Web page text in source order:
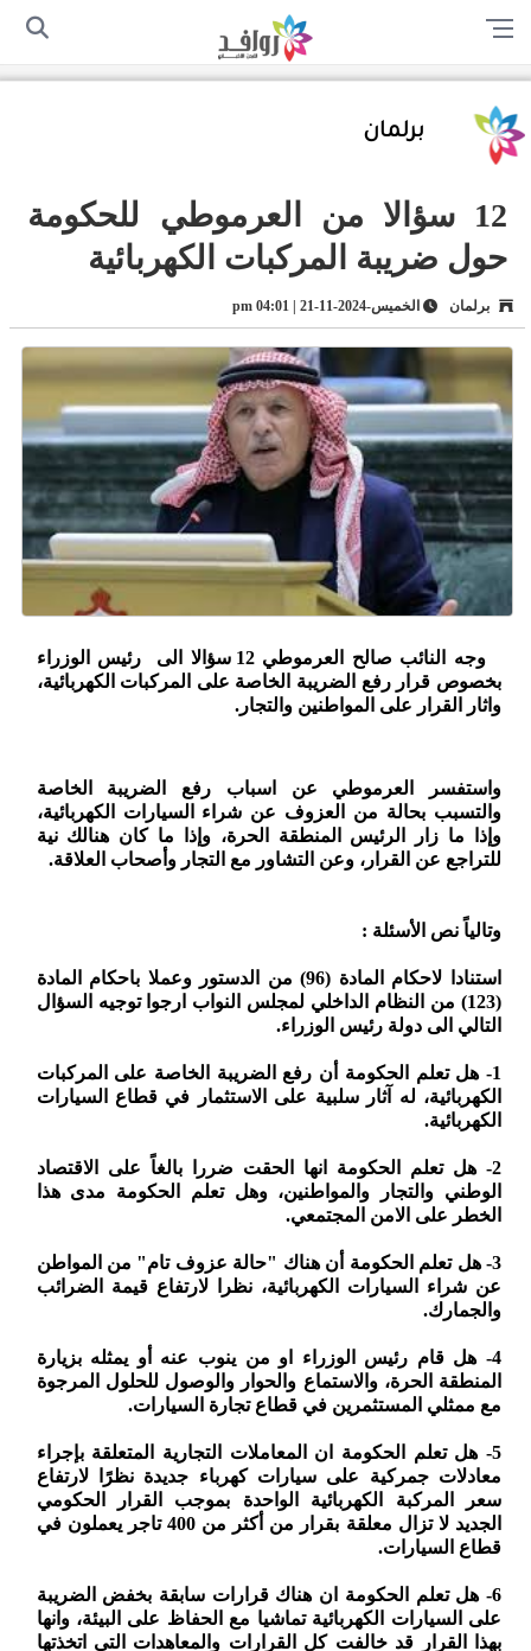
الرئيسية سياسة الخصوصية
برلمان
12 سؤالا من العرموطي للحكومة
حول ضريبة المركبات الكهربائية
برلمان الخميس-2024-11-21 | 04:01 pm
وجه النائب صالح العرموطي 12 سؤالا الى رئيس الوزراء
بخصوص قرار رفع الضريبة الخاصة على المركبات الكهربائية،
واثار القرار على المواطنين والتجار.
واستفسر العرموطي عن اسباب رفع الضريبة الخاصة
والتسبب بحالة من العزوف عن شراء السيارات الكهربائية،
وإذا ما زار الرئيس المنطقة الحرة، وإذا ما كان هنالك نية
للتراجع عن القرار، وعن التشاور مع التجار وأصحاب العلاقة.
وتالياً نص الأسئلة :
استنادا لاحكام المادة (96) من الدستور وعملا باحكام المادة
(123) من النظام الداخلي لمجلس النواب ارجوا توجيه السؤال
التالي الى دولة رئيس الوزراء.
1- هل تعلم الحكومة أن رفع الضريبة الخاصة على المركبات
الكهربائية، له آثار سلبية على الاستثمار في قطاع السيارات
الكهربائية.
2- هل تعلم الحكومة انها الحقت ضررا بالغاً على الاقتصاد
الوطني والتجار والمواطنين، وهل تعلم الحكومة مدى هذا
الخطر على الامن المجتمعي.
3- هل تعلم الحكومة أن هناك "حالة عزوف تام" من المواطن
عن شراء السيارات الكهربائية، نظرا لارتفاع قيمة الضرائب
والجمارك.
4- هل قام رئيس الوزراء او من ينوب عنه أو يمثله بزيارة
المنطقة الحرة، والاستماع والحوار والوصول للحلول المرجوة
مع ممثلي المستثمرين في قطاع تجارة السيارات.
5- هل تعلم الحكومة ان المعاملات التجارية المتعلقة بإجراء
معادلات جمركية على سيارات كهرباء جديدة نظرًا لارتفاع
سعر المركبة الكهربائية الواحدة بموجب القرار الحكومي
الجديد لا تزال معلقة بقرار من أكثر من 400 تاجر يعملون في
قطاع السيارات.
6- هل تعلم الحكومة ان هناك قرارات سابقة بخفض الضريبة
على السيارات الكهربائية تماشيا مع الحفاظ على البيئة، وانها
بهذا القرار قد خالفت كل القرارات والمعاهدات التي اتخذتها